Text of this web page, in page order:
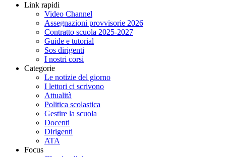
Link rapidi
Video Channel
Assegnazioni provvisorie 2026
Contratto scuola 2025-2027
Guide e tutorial
Sos dirigenti
I nostri corsi
Categorie
Le notizie del giorno
I lettori ci scrivono
Attualità
Politica scolastica
Gestire la scuola
Docenti
Dirigenti
ATA
Focus